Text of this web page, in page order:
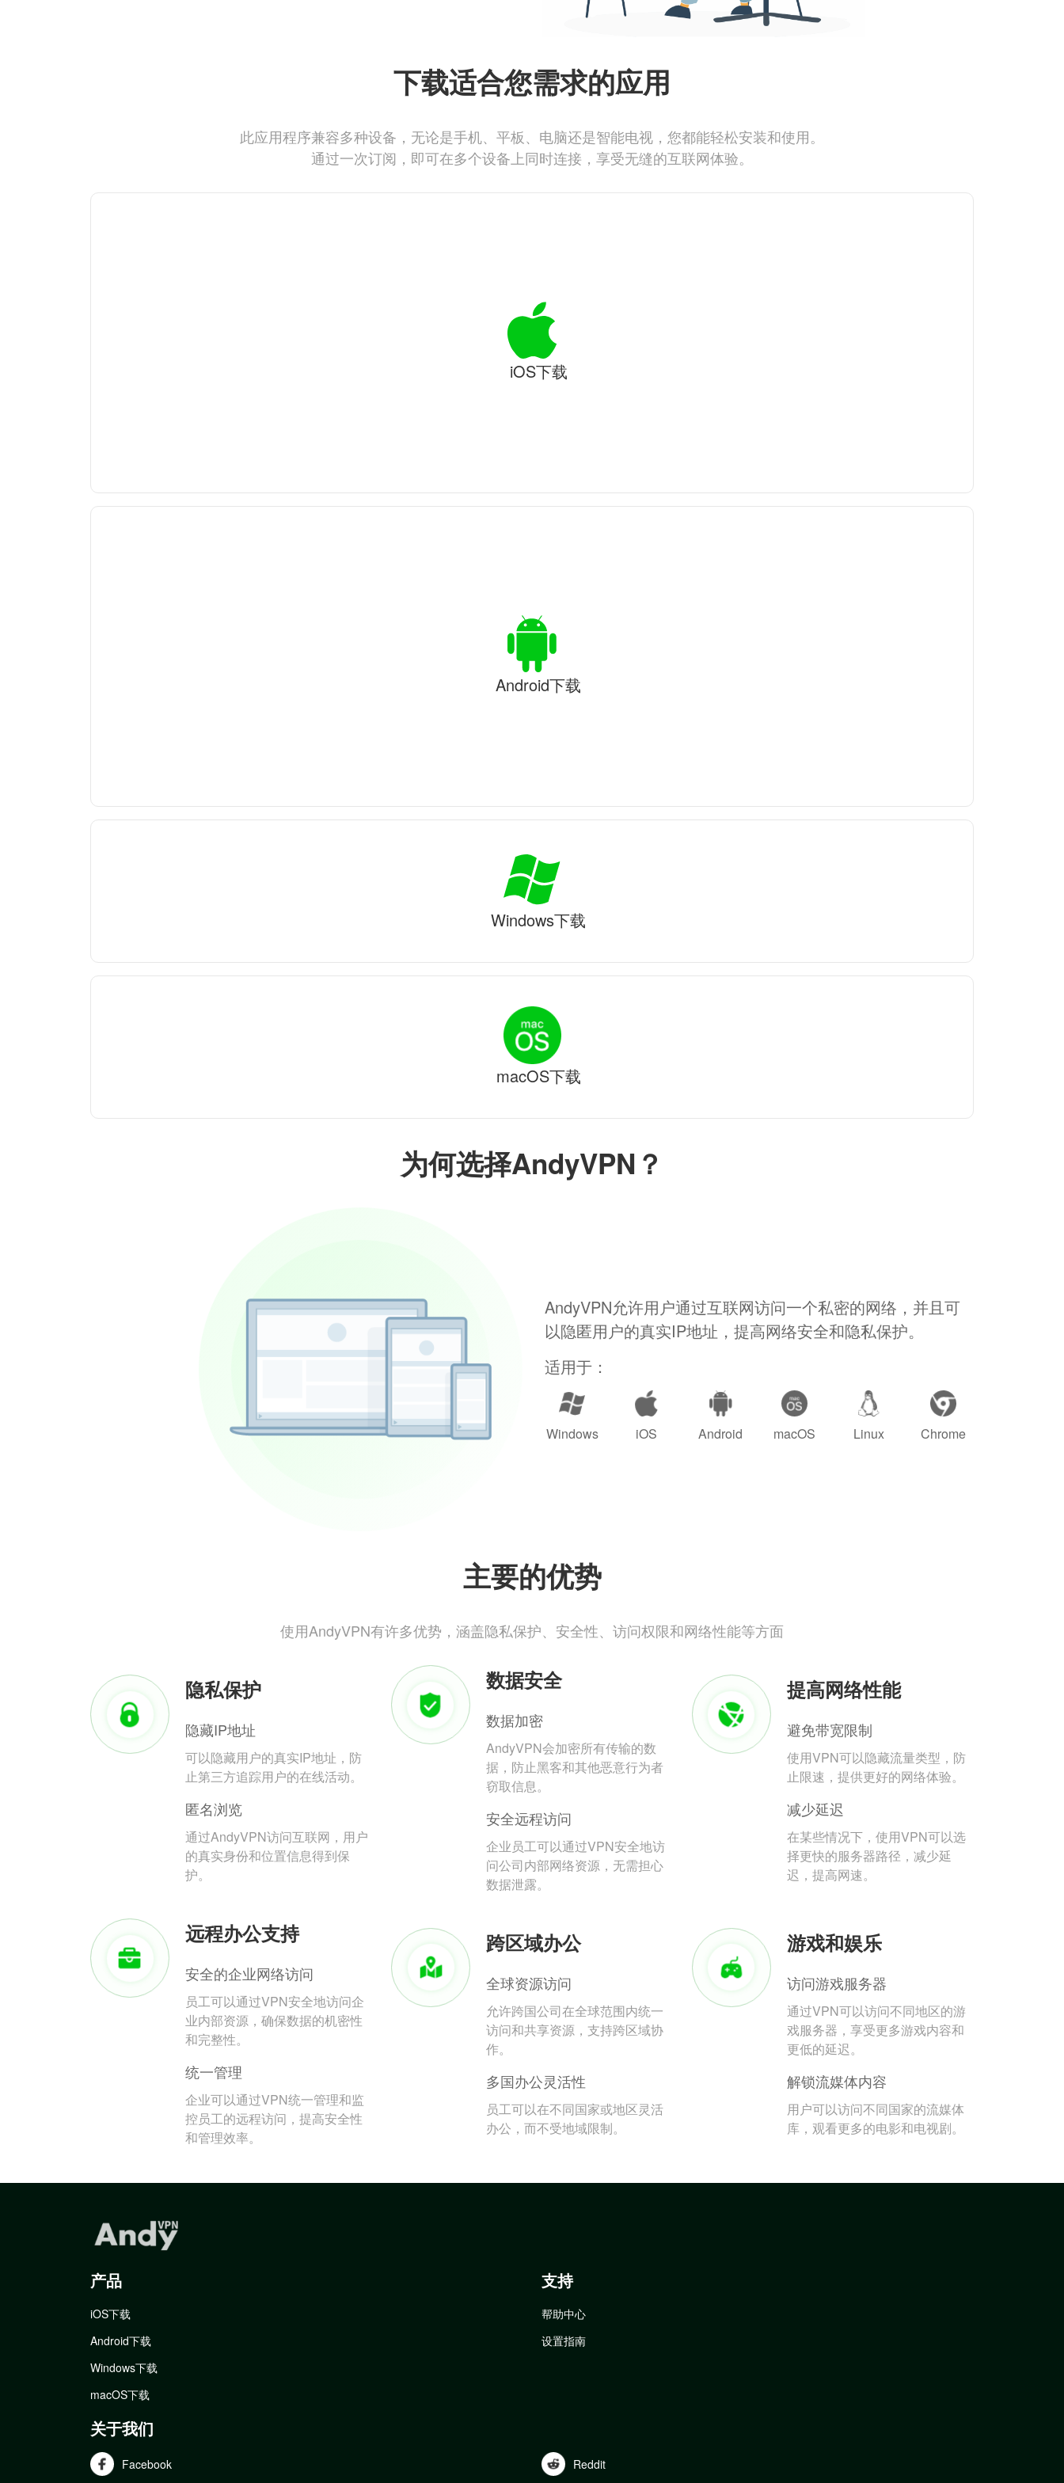
为何选择AndyVPN？
AndyVPN允许用户通过互联网访问一个私密的网络，并且可
以隐匿用户的真实IP地址，提高网络安全和隐私保护。
适用于：
Windows iOS Android macOS Linux Chrome
主要的优势
使用AndyVPN有许多优势，涵盖隐私保护、安全性、访问权限和网络性能等方面
隐私保护
隐藏IP地址
可以隐藏用户的真实IP地址，防
止第三方追踪用户的在线活动。
匿名浏览
通过AndyVPN访问互联网，用户
的真实身份和位置信息得到保
护。
数据安全
数据加密
AndyVPN会加密所有传输的数
据，防止黑客和其他恶意行为者
窃取信息。
安全远程访问
企业员工可以通过VPN安全地访
问公司内部网络资源，无需担心
数据泄露。
提高网络性能
避免带宽限制
使用VPN可以隐藏流量类型，防
止限速，提供更好的网络体验。
减少延迟
在某些情况下，使用VPN可以选
择更快的服务器路径，减少延
迟，提高网速。
远程办公支持
安全的企业网络访问
员工可以通过VPN安全地访问企
业内部资源，确保数据的机密性
和完整性。
统一管理
企业可以通过VPN统一管理和监
控员工的远程访问，提高安全性
和管理效率。
跨区域办公
全球资源访问
允许跨国公司在全球范围内统一
访问和共享资源，支持跨区域协
作。
多国办公灵活性
员工可以在不同国家或地区灵活
办公，而不受地域限制。
游戏和娱乐
访问游戏服务器
通过VPN可以访问不同地区的游
戏服务器，享受更多游戏内容和
更低的延迟。
解锁流媒体内容
用户可以访问不同国家的流媒体
库，观看更多的电影和电视剧。
下载适合您需求的应用
此应用程序兼容多种设备，无论是手机、平板、电脑还是智能电视，您都能轻松安装和使用。
通过一次订阅，即可在多个设备上同时连接，享受无缝的互联网体验。
iOS下载
Android下载
Windows下载
macOS下载
产品
iOS下载
Android下载
Windows下载
macOS下载
支持
帮助中心
设置指南
关于我们
Facebook Reddit